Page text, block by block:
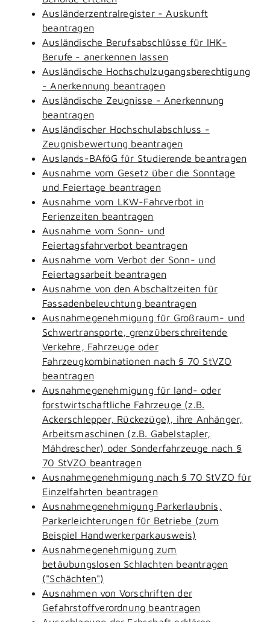
Ausländerzentralregister - Auskunft
beantragen
Ausländische Berufsabschlüsse für IHK-
Berufe - anerkennen lassen
Ausländische Hochschulzugangsberechtigung
- Anerkennung beantragen
Ausländische Zeugnisse - Anerkennung
beantragen
Ausländischer Hochschulabschluss -
Zeugnisbewertung beantragen
Auslands-BAföG für Studierende beantragen
Ausnahme vom Gesetz über die Sonntage
und Feiertage beantragen
Ausnahme vom LKW-Fahrverbot in
Ferienzeiten beantragen
Ausnahme vom Sonn- und
Feiertagsfahrverbot beantragen
Ausnahme vom Verbot der Sonn- und
Feiertagsarbeit beantragen
Ausnahme von den Abschaltzeiten für
Fassadenbeleuchtung beantragen
Ausnahmegenehmigung für Großraum- und
Schwertransporte, grenzüberschreitende
Verkehre, Fahrzeuge oder
Fahrzeugkombinationen nach § 70 StVZO
beantragen
Ausnahmegenehmigung für land- oder
forstwirtschaftliche Fahrzeuge (z.B.
Ackerschlepper, Rückezüge), ihre Anhänger,
Arbeitsmaschinen (z.B. Gabelstapler,
Mähdrescher) oder Sonderfahrzeuge nach §
70 StVZO beantragen
Ausnahmegenehmigung nach § 70 StVZO für
Einzelfahrten beantragen
Ausnahmegenehmigung Parkerlaubnis,
Parkerleichterungen für Betriebe (zum
Beispiel Handwerkerparkausweis)
Ausnahmegenehmigung zum
betäubungslosen Schlachten beantragen
("Schächten")
Ausnahmen von Vorschriften der
Gefahrstoffverordnung beantragen